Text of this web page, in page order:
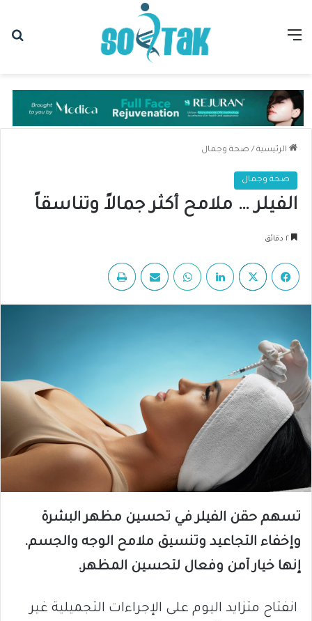
القائمة
الرئيسية / صحة وجمال
صحة وجمال
الفيلر … ملامح أكثر جمالاً وتناسقاً
فيسبوك لينكدإن واتساب مشاركة عبر البريد
تسهم حقن الفيلر في تحسين مظهر البشرة
وإخفاء التجاعيد وتنسيق ملامح الوجه والجسم.
إنها خيار آمن وفعال لتحسين المظهر.
انفتاح متزايد اليوم على الإجراءات التجميلية غير